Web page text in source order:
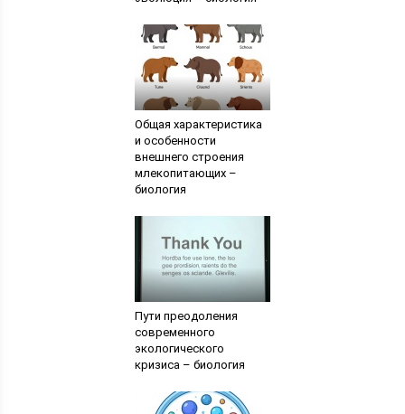
Общая характеристика
и особенности
внешнего строения
млекопитающих –
биология
Пути преодоления
современного
экологического
кризиса – биология